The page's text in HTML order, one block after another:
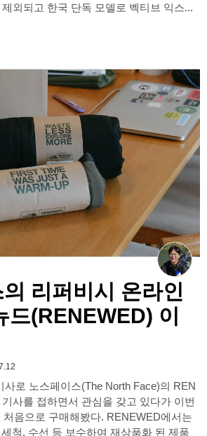
외되고 한국 단독 모델로 벡티브 익스...
리퍼비시 온라인
드(RENEWED) 이
사로 노스페이스(The North Face)의 REN
사를 접하면서 관심을 갖고 있다가 이번
음으로 구매해봤다. RENEWED에서는
척, 수선 등 보수하여 재상품화 된 제품